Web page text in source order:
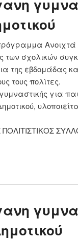
των σχολικών
της εβδομάδας
τους πολίτες.
για